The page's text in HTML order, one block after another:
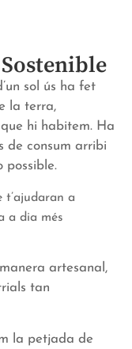
sol ús ha fet
la terra,
hi habitem. Ha
de consum arribi
possible.
t’ajudaran a
a dia més
artesanal,
tan
la petjada de